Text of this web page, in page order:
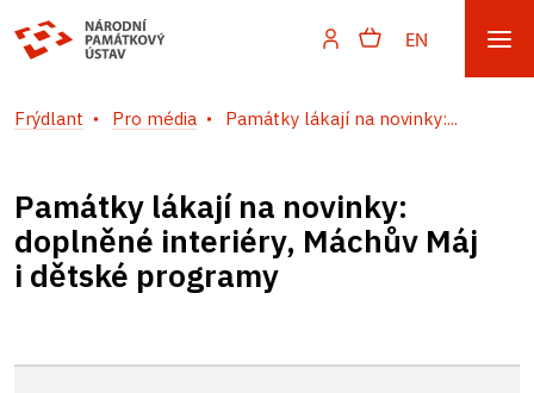
EN
Frýdlant Pro média Památky lákají na novinky:...
Památky lákají na novinky:
doplněné interiéry, Máchův Máj
i dětské programy